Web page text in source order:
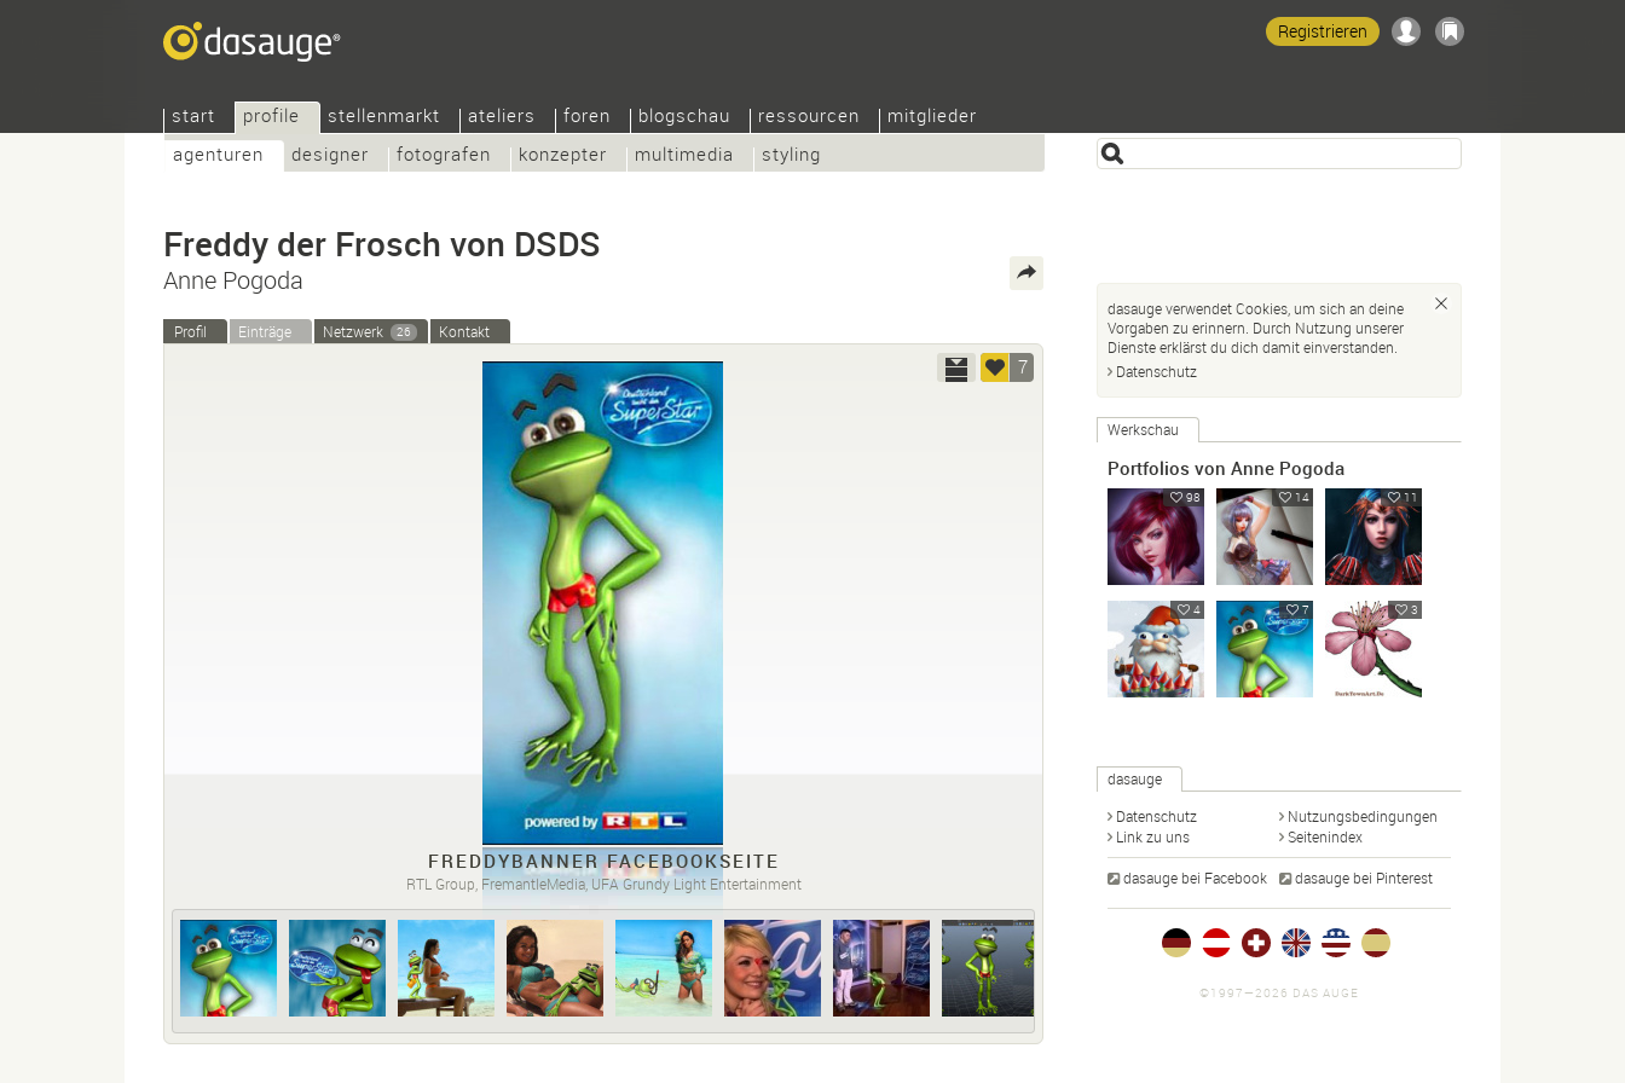
start
profile
agenturen
designer fotografen konzepter multimedia styling
stellenmarkt ateliers foren blogschau ressourcen mitglieder
Registrieren
Freddy der Frosch von DSDS
Anne Pogoda
Profil Einträge Netzwerk 26 Kontakt
FREDDYBANNER FACEBOOKSEITE
RTL Group, FremantleMedia, UFA Grundy Light Entertainment
7
dasauge verwendet Cookies, um sich an deine
Vorgaben zu erinnern. Durch Nutzung unserer
Dienste erklärst du dich damit einverstanden.
Datenschutz
Werkschau
Portfolios von Anne Pogoda
98 14 11
4 7 3
dasauge
Datenschutz
Nutzungsbedingungen
Link zu uns
Seitenindex
dasauge bei Facebook dasauge bei Pinterest
©1997—2026 DAS AUGE